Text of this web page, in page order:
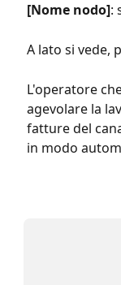
[Nome nodo]:
A lato si vede,
L'operatore
agevolare la
fatture del
in modo